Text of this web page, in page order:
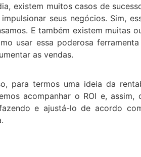
existem muitos casos de
impulsionar seus negócios. Sim,
E também existem muitas
usar essa poderosa
as vendas.
para termos uma ideia da
acompanhar o ROI e,
e ajustá-lo de acordo